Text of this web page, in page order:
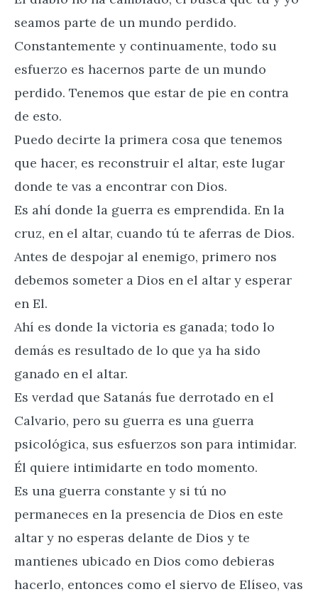
seamos parte de un mundo perdido.
Constantemente y continuamente, todo su
esfuerzo es hacernos parte de un mundo
perdido. Tenemos que estar de pie en contra
de esto.
Puedo decirte la primera cosa que tenemos
que hacer, es reconstruir el altar, este lugar
donde te vas a encontrar con Dios.
Es ahí donde la guerra es emprendida. En la
cruz, en el altar, cuando tú te aferras de Dios.
Antes de despojar al enemigo, primero nos
debemos someter a Dios en el altar y esperar
en El.
Ahí es donde la victoria es ganada; todo lo
demás es resultado de lo que ya ha sido
ganado en el altar.
Es verdad que Satanás fue derrotado en el
Calvario, pero su guerra es una guerra
psicológica, sus esfuerzos son para intimidar.
Él quiere intimidarte en todo momento.
Es una guerra constante y si tú no
permaneces en la presencia de Dios en este
altar y no esperas delante de Dios y te
mantienes ubicado en Dios como debieras
hacerlo, entonces como el siervo de Elíseo, vas